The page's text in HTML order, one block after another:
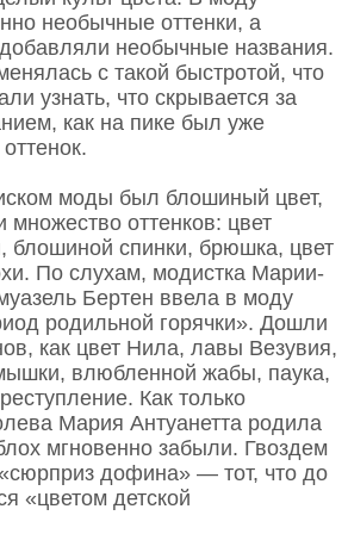
цвета там есть (что,
версию о недоступности
в прошлом), но этот случай мы
как основной
страны.
понапрягать зрение:
на берега «кристальной
объекта природного
принимать крайние
и охраны ее бассейна.
Марии в религиозных
была выполнена из
лазурита.
синтетический ультрамарин
в технически развитых
добычи, транспортировки и
необычные оттенки, а
необычные названия.
с такой быстротой, что
узнать, что скрывается за
как на пике был уже
моды был блошиный цвет,
множество оттенков: цвет
блошиной спинки, брюшка, цвет
По слухам, модистка Марии-
Бертен ввела в моду
родильной горячки». Дошли
как цвет Нила, лавы Везувия,
влюбленной жабы, паука,
Как только
Мария Антуанетта родила
мгновенно забыли. Гвоздем
дофина» — тот, что до
«цветом детской